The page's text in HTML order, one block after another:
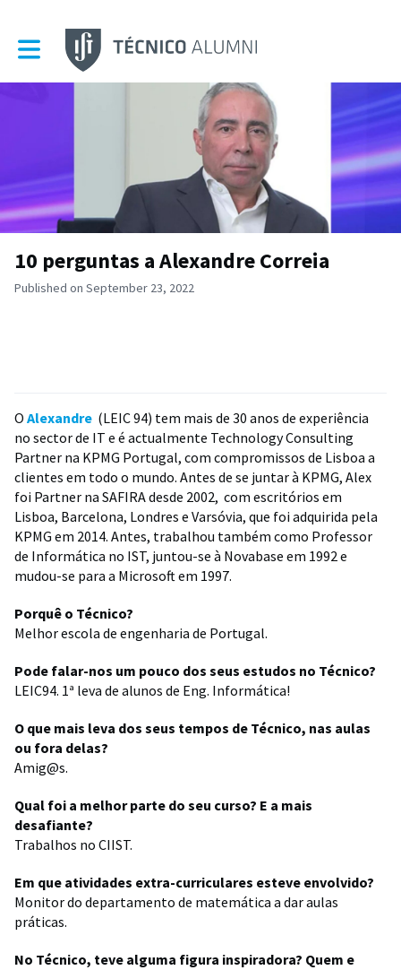
Toggle main navigation
10 perguntas a Alexandre Correia
Published on September 23, 2022
O Alexandre (LEIC 94) tem mais de 30 anos de experiência
no sector de IT e é actualmente Technology Consulting
Partner na KPMG Portugal, com compromissos de Lisboa a
clientes em todo o mundo. Antes de se juntar à KPMG, Alex
foi Partner na SAFIRA desde 2002, com escritórios em
Lisboa, Barcelona, Londres e Varsóvia, que foi adquirida pela
KPMG em 2014. Antes, trabalhou também como Professor
de Informática no IST, juntou-se à Novabase em 1992 e
mudou-se para a Microsoft em 1997.
Porquê o Técnico?
Melhor escola de engenharia de Portugal.
Pode falar-nos um pouco dos seus estudos no Técnico?
LEIC94. 1ª leva de alunos de Eng. Informática!
O que mais leva dos seus tempos de Técnico, nas aulas
ou fora delas?
Amig@s.
Qual foi a melhor parte do seu curso? E a mais
desafiante?
Trabalhos no CIIST.
Em que atividades extra-curriculares esteve envolvido?
Monitor do departamento de matemática a dar aulas
práticas.
No Técnico, teve alguma figura inspiradora? Quem e